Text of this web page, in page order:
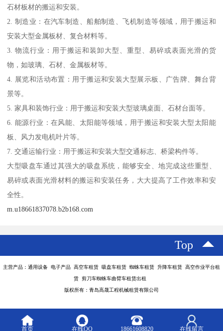
石材板材的搬运和安装。
2. 制造业：在汽车制造、船舶制造、飞机制造等领域，用于搬运和
安装大型金属板材、复合材料等。
3. 物流行业：用于搬运和装卸大型、重型、易碎或表面光滑的货
物，如玻璃、石材、金属板材等。
4. 展览和活动布置：用于搬运和安装大型展示板、广告牌、舞台背
景等。
5. 家具和装饰行业：用于搬运和安装大型玻璃桌面、石材台面等。
6. 能源行业：在风能、太阳能等领域，用于搬运和安装大型太阳能
板、风力发电机叶片等。
7. 交通运输行业：用于搬运和安装大型交通标志、桥梁构件等。
大型吸盘车通过其强大的吸盘系统，能够安全、地完成这些重型、
易碎或表面光滑材料的搬运和安装任务，大大提高了工作效率和安
全性。
m.u18661837078.b2b168.com
Top
主营产品：通用设备 电子产品 高空车租赁 吸盘车租赁 蜘蛛车租赁 升降车租赁 高空作业平台租
赁 剪刀车蜘蛛车曲臂车租赁出租
版权所有：青岛高晟工程机械租赁有限公司
首页 在线QQ 18661608820 在线留言